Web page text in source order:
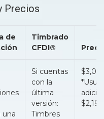
Precios
de
Timbrado
CFDI®
una
Si cuentas
con la
última
versión:
Timbres